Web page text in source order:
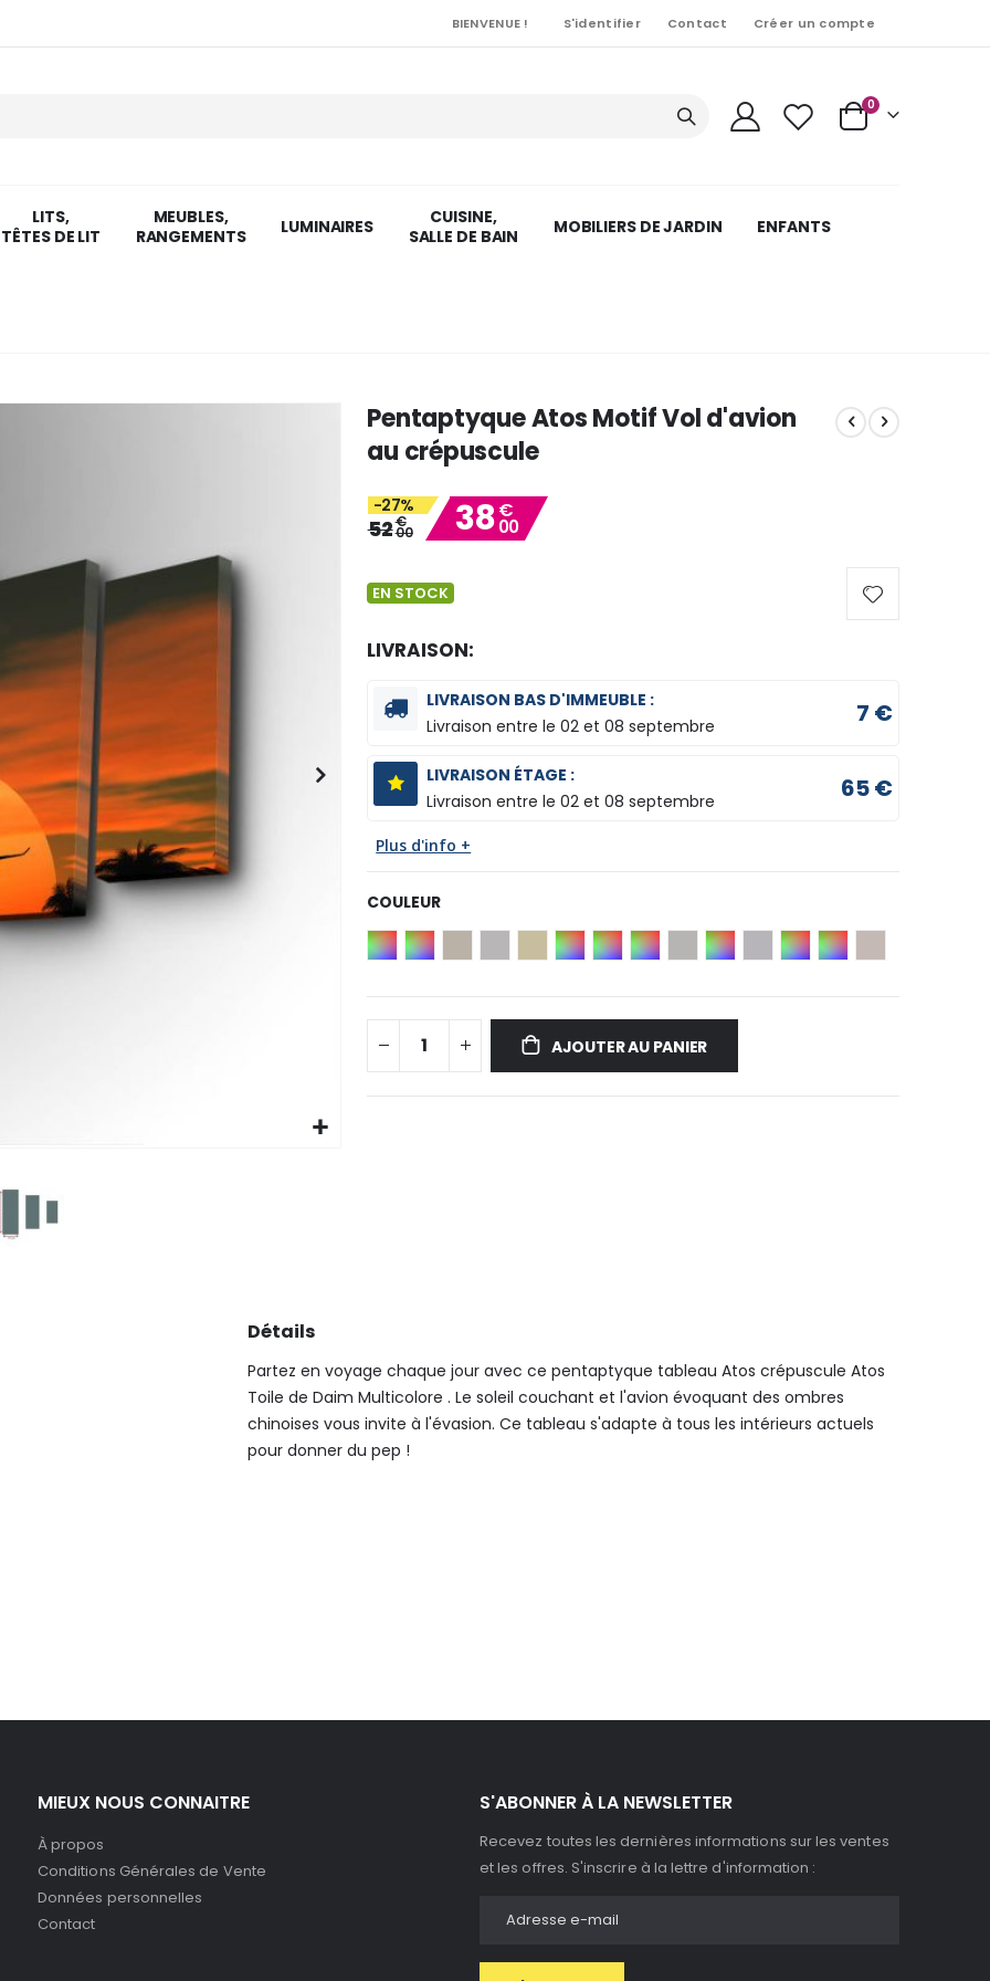
BIENVENUE ! S'identifier Contact Créer un compte
Cart
0Articles
LITS,
TÊTES DE LIT
MEUBLES,
RANGEMENTS
LUMINAIRES
CUISINE,
SALLE DE BAIN
MOBILIERS DE JARDIN ENFANTS
Pentaptyque Atos Motif Vol d'avion
au crépuscule
-27%
52€
00 38€
00
EN STOCK
LIVRAISON:
LIVRAISON BAS D'IMMEUBLE :
Livraison entre le02 et 08 septembre 7 €
LIVRAISON ÉTAGE :
Livraison entre le02 et 08 septembre 65 €
Plus d'info +
COULEUR
AJOUTER AU PANIER
Détails
Partez en voyage chaque jour avec ce pentaptyque tableau Atos crépuscule Atos
Toile de Daim Multicolore . Le soleil couchant et l'avion évoquant des ombres
chinoises vous invite à l'évasion. Ce tableau s'adapte à tous les intérieurs actuels
pour donner du pep !
MIEUX NOUS CONNAITRE
À propos
Conditions Générales de Vente
Données personnelles
Contact
S'ABONNER À LA NEWSLETTER
Recevez toutes les dernières informations sur les ventes
et les offres. S'inscrire à la lettre d'information :